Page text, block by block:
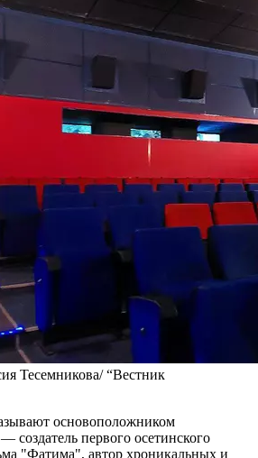
Тесемникова/ “Вестник
основоположником
создатель первого осетинского
"Фатима", автор хроникальных и